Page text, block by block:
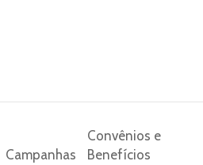
Campanhas
Convênios e
Benefícios